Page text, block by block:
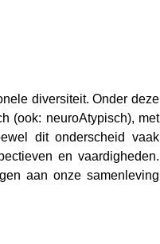
diversiteit. Onder deze
(ook: neuroAtypisch), met
dit onderscheid vaak
en vaardigheden.
aan onze samenleving